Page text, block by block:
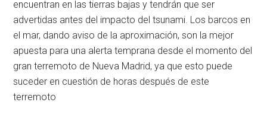
encuentran en las tierras bajas y tendrán que ser
advertidas antes del impacto del tsunami. Los barcos en
el mar, dando aviso de la aproximación, son la mejor
apuesta para una alerta temprana desde el momento del
gran terremoto de Nueva Madrid, ya que esto puede
suceder en cuestión de horas después de este
terremoto